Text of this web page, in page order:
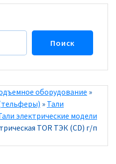
Поиск
оборудование »
» Тали
электрические модели
TOR ТЭК (CD) г/п